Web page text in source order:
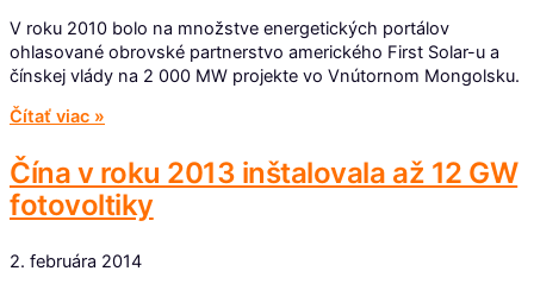
V roku 2010 bolo na množstve energetických portálov
ohlasované obrovské partnerstvo amerického First Solar-u a
čínskej vlády na 2 000 MW projekte vo Vnútornom Mongolsku.
Čítať viac »
Čína v roku 2013 inštalovala až 12 GW
fotovoltiky
2. februára 2014